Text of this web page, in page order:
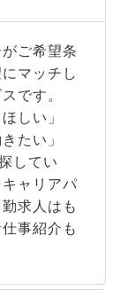
ご希望条
マッチし
です。
しい」
たい」
してい
ャリアパ
求人はも
事紹介も